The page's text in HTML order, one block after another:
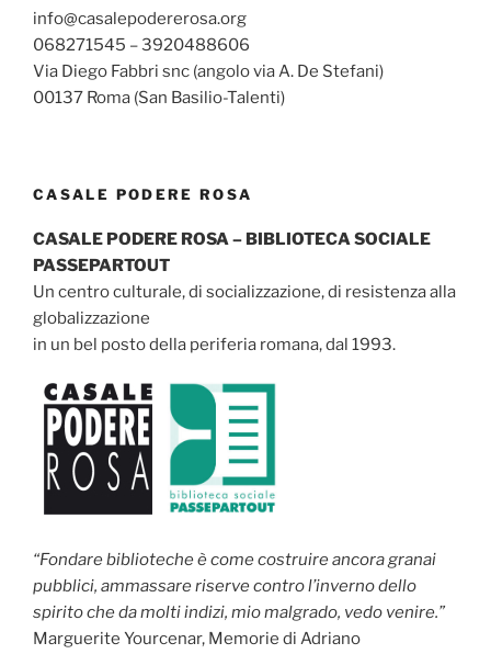
info@casalepodererosa.org
068271545 – 3920488606
Via Diego Fabbri snc (angolo via A. De Stefani)
00137 Roma (San Basilio-Talenti)
CASALE PODERE ROSA
CASALE PODERE ROSA – BIBLIOTECA SOCIALE
PASSEPARTOUT
Un centro culturale, di socializzazione, di resistenza alla
globalizzazione
in un bel posto della periferia romana, dal 1993.
“Fondare biblioteche è come costruire ancora granai
pubblici, ammassare riserve contro l’inverno dello
spirito che da molti indizi, mio malgrado, vedo venire.”
Marguerite Yourcenar, Memorie di Adriano